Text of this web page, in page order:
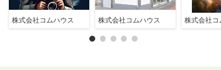
株式会社コムハウス 株式会社コムハウス 株式会社コ